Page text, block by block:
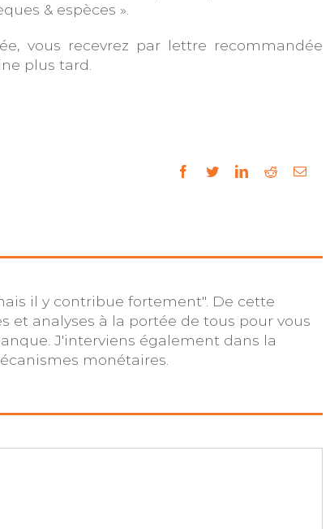
& espèces ».
vous recevrez par lettre recommandée
plus tard.
facebook
twitterlinkedinredditEmail
il y contribue fortement". De cette
et analyses à la portée de tous pour vous
J'interviens également dans la
monétaires.